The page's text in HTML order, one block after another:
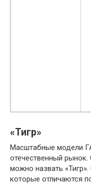
«Тигр»
Масштабные модели
отечественный
можно назвать
которые отличаются